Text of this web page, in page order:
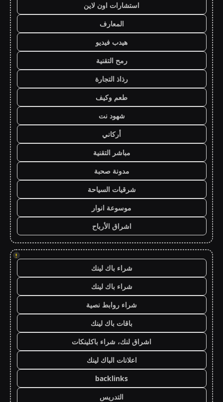
استشارات اون لاين
المعارف
هيدب فيديو
رمح التقنية
رذاذ التجارة
طعم وكيف
شهود نت
أركاني
مباشر التقنية
مدونة صحبة
شرقيات السياحة
موسوعة انوار
اشراق الأرباح
!
شراء باك لينك
شراء باك لينك
شراء روابط نصية
باقات باك لينك
اشراق لنك، شراء باكلينكات
اعلانات الباك لينك
backlinks
التدريس